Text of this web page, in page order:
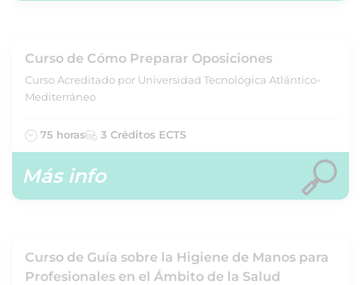
Curso de Cómo Preparar Oposiciones
Curso Acreditado por Universidad Tecnológica Atlántico-
Mediterráneo
75 horas 3 Créditos ECTS
Más info
Curso de Guía sobre la Higiene de Manos para
Profesionales en el Ámbito de la Salud